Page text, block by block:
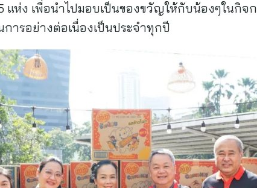
แห่ง เพื่อนำไปมอบเป็นของขวัญให้กับน้องๆในกิจ
ารอย่างต่อเนื่องเป็นประจำทุกปี